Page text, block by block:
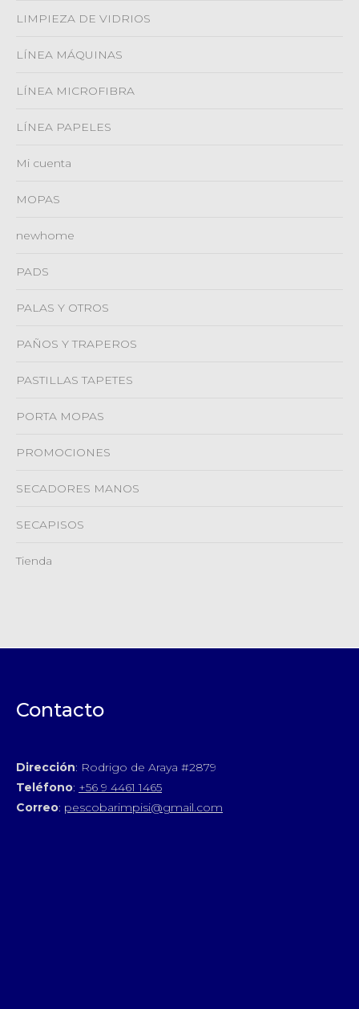
LIMPIEZA DE VIDRIOS
LÍNEA MÁQUINAS
LÍNEA MICROFIBRA
LÍNEA PAPELES
Mi cuenta
MOPAS
newhome
PADS
PALAS Y OTROS
PAÑOS Y TRAPEROS
PASTILLAS TAPETES
PORTA MOPAS
PROMOCIONES
SECADORES MANOS
SECAPISOS
Tienda
Contacto
Dirección: Rodrigo de Araya #2879
Teléfono: +56 9 4461 1465
Correo: pescobarimpisi@gmail.com